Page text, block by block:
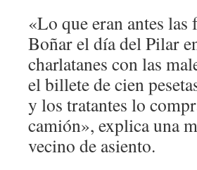
«Lo que eran antes las
Boñar el día del Pilar
charlatanes con las
el billete de cien
y los tratantes lo
camión», explica una
vecino de asiento.